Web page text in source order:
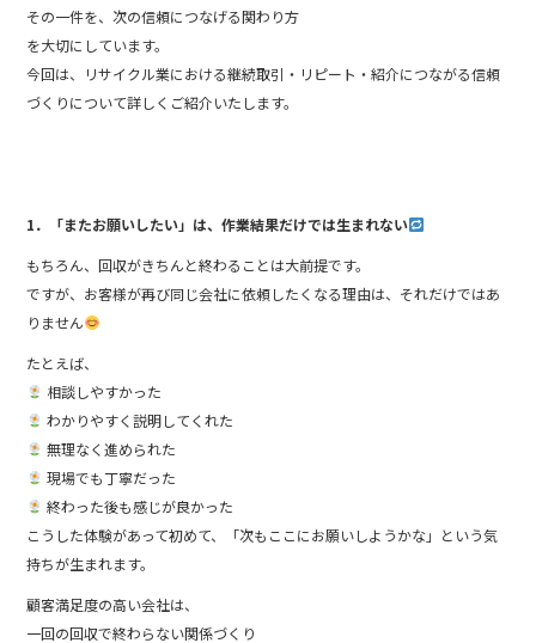
その一件を、次の信頼につなげる関わり方
を大切にしています。
今回は、リサイクル業における継続取引・リピート・紹介につながる信頼
づくりについて詳しくご紹介いたします。
1．「またお願いしたい」は、作業結果だけでは生まれない
もちろん、回収がきちんと終わることは大前提です。
ですが、お客様が再び同じ会社に依頼したくなる理由は、それだけではあ
りません
たとえば、
相談しやすかった
わかりやすく説明してくれた
無理なく進められた
現場でも丁寧だった
終わった後も感じが良かった
こうした体験があって初めて、「次もここにお願いしようかな」という気
持ちが生まれます。
顧客満足度の高い会社は、
一回の回収で終わらない関係づくり